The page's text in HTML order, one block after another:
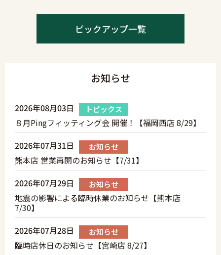
ピックアップ一覧
お知らせ
2026年08月03日 トピックス
８月Pingフィッティング会 開催！【福岡西店 8/29】
2026年07月31日
お知らせ
熊本店 営業再開のお知らせ【7/31】
2026年07月29日
お知らせ
地震の影響による臨時休業のお知らせ【熊本店
7/30】
2026年07月28日
お知らせ
臨時店休日のお知らせ【宮崎店 8/27】